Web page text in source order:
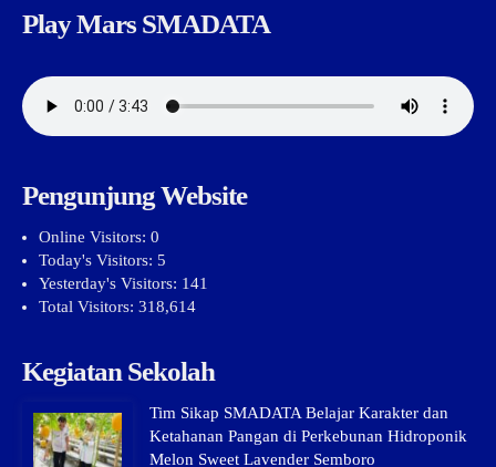
Play Mars SMADATA
Pengunjung Website
Online Visitors: 0
Today's Visitors: 5
Yesterday's Visitors: 141
Total Visitors: 318,614
Kegiatan Sekolah
Tim Sikap SMADATA Belajar Karakter dan
Ketahanan Pangan di Perkebunan Hidroponik
Melon Sweet Lavender Semboro